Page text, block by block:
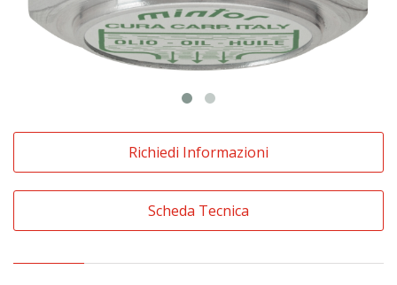
Richiedi Informazioni
Scheda Tecnica